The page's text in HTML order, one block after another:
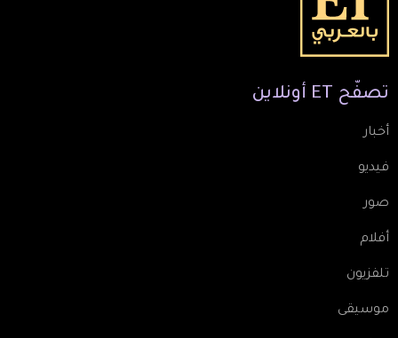
تصفّح ET أونلاين
أخبار
فيديو
صور
أفلام
تلفزيون
موسيقى